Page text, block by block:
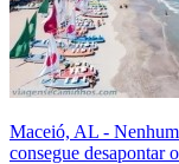
Maceió, AL -
consegue desapontar